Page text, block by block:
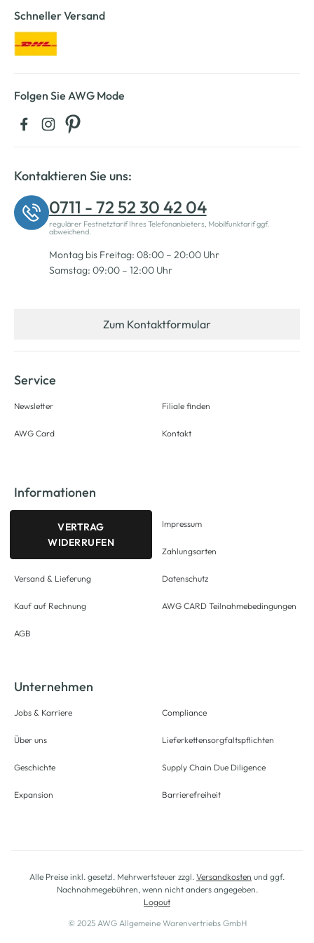
Schneller Versand
Folgen Sie AWG Mode
Kontaktieren Sie uns:
0711 - 72 52 30 42 04
regulärer Festnetztarif Ihres Telefonanbieters, Mobilfunktarif ggf.
abweichend.
Montag bis Freitag: 08:00 – 20:00 Uhr
Samstag: 09:00 – 12:00 Uhr
Zum Kontaktformular
Service
Newsletter
AWG Card
Filiale finden
Kontakt
Informationen
VERTRAG
WIDERRUFEN
Versand & Lieferung
Kauf auf Rechnung
AGB
Impressum
Zahlungsarten
Datenschutz
AWG CARD Teilnahmebedingungen
Unternehmen
Jobs & Karriere
Über uns
Geschichte
Expansion
Compliance
Lieferkettensorgfaltspflichten
Supply Chain Due Diligence
Barrierefreiheit
Alle Preise inkl. gesetzl. Mehrwertsteuer zzgl. Versandkosten und ggf.
Nachnahmegebühren, wenn nicht anders angegeben.
Logout
© 2025 AWG Allgemeine Warenvertriebs GmbH